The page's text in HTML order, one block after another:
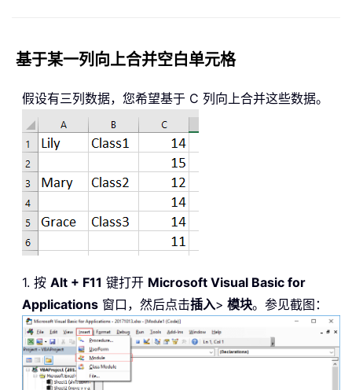
基于某一列向上合并空白单元格
假设有三列数据，您希望基于 C 列向上合并这些数据。
1. 按 Alt + F11 键打开 Microsoft Visual Basic for
Applications 窗口，然后点击插入> 模块。参见截图：